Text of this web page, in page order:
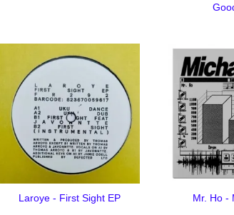
Laroye - First Sight EP Mr. Ho -